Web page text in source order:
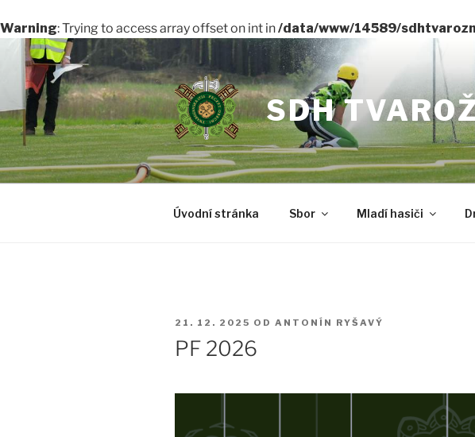
Warning: Trying to access array offset on int in/data/www/14589/
Přejít
obsahu
webu
SDH
Úvodní stránka Sbor Mladí hasiči
PUBLIKOVÁNO
21. 12. 2025 OD ANTONÍN RYŠAVÝ
PF 2026